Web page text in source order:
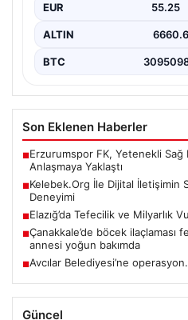
EUR 55.25
ALTIN 6660.6
BTC
Son Eklenen Haberler
■Erzurumspor FK, Yetenekli Sağ
Anlaşmaya Yaklaştı
■Kelebek.Org İle Dijital İletişimin
Deneyimi
■Elazığ’da Tefecilik ve Milyarlık
■Çanakkale’de böcek
annesi yoğun bakımda
■Avcılar Belediyesi’ne
Güncel